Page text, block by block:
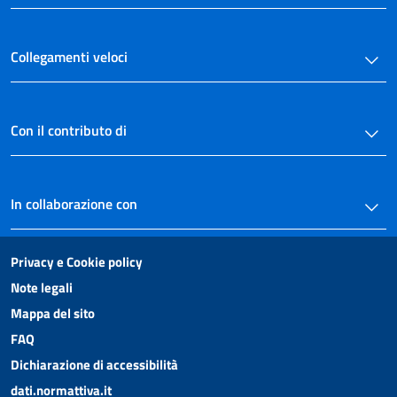
art. 36
art. 38
art. 40
art. 44
art. 46
art. 47
Collegamenti veloci
Con il contributo di
In collaborazione con
Privacy e Cookie policy
Note legali
Mappa del sito
FAQ
Dichiarazione di accessibilità
dati.normattiva.it